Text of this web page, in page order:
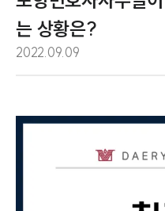
는 상황은?
2022.09.09